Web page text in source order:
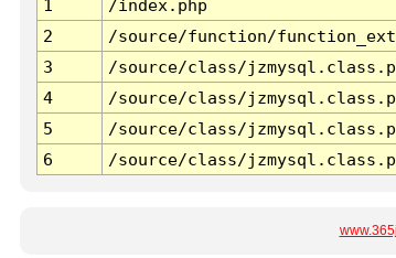
1
/index.php
2
/source/function/
3
/source/class/
4
/source/class/
5
/source/class/
6
/source/class/